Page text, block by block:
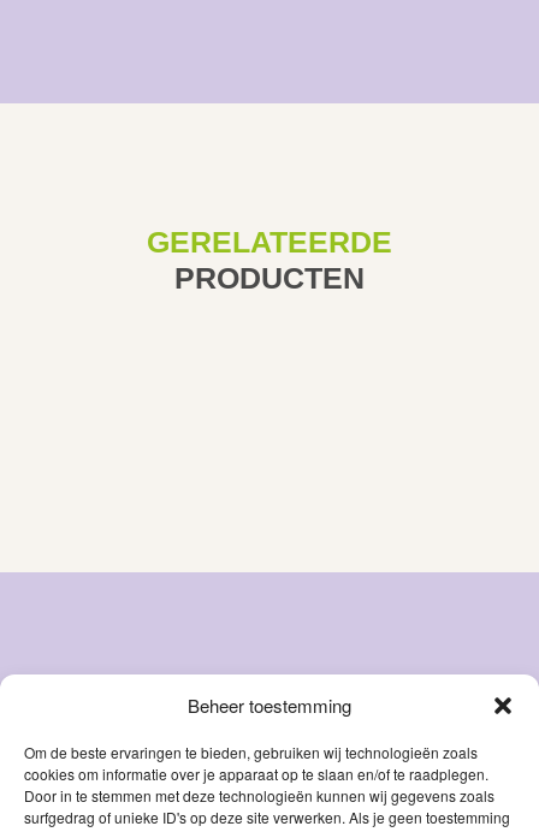
Beheer toestemming
Om de beste ervaringen te bieden, gebruiken wij technologieën zoals
cookies om informatie over je apparaat op te slaan en/of te raadplegen.
Door in te stemmen met deze technologieën kunnen wij gegevens zoals
surfgedrag of unieke ID's op deze site verwerken. Als je geen toestemming
GERELATEERDE
PRODUCTEN
Snacks
Droog
voer
Over ons
Blog
Contact